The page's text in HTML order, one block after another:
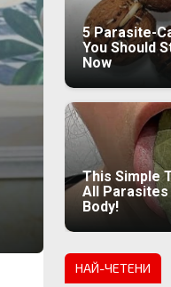
5 Parasite-
You Should
Now
This Simple
All Parasites
Body!
НАЙ-ЧЕТЕНИ